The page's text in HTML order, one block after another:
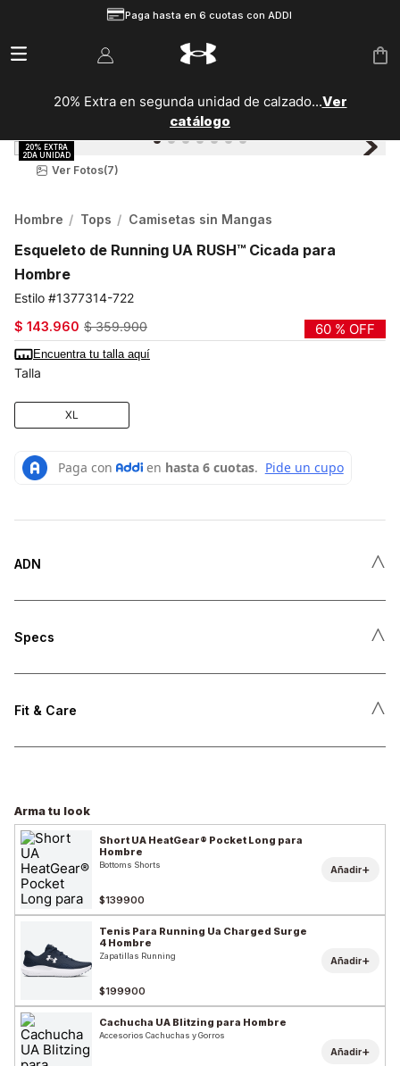
Paga hasta en 6 cuotas con ADDI
20% Extra en segunda unidad de calzado...Ver
catálogo
Ver Fotos(7)
Hombre Tops Camisetas sin Mangas
Esqueleto de Running UA RUSH™ Cicada para
Hombre
1377314-722
$ 143.960 $ 359.900 60 % OFF
Encuentra tu talla aquí
Talla
XL
ADN ˄
Specs ˄
Fit & Care ˄
Arma tu look
Short UA HeatGear® Pocket Long para
Hombre
Bottoms Shorts
$139900
Añadir+
Tenis Para Running Ua Charged Surge
4 Hombre
Zapatillas Running
$199900
Añadir+
Cachucha UA Blitzing para Hombre
Accesorios Cachuchas y Gorros
Añadir+